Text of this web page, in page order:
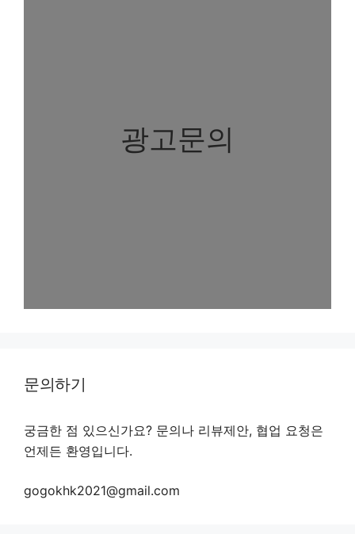
광고문의
문의하기
궁금한 점 있으신가요? 문의나 리뷰제안, 협업 요청은
언제든 환영입니다.
gogokhk2021@gmail.com